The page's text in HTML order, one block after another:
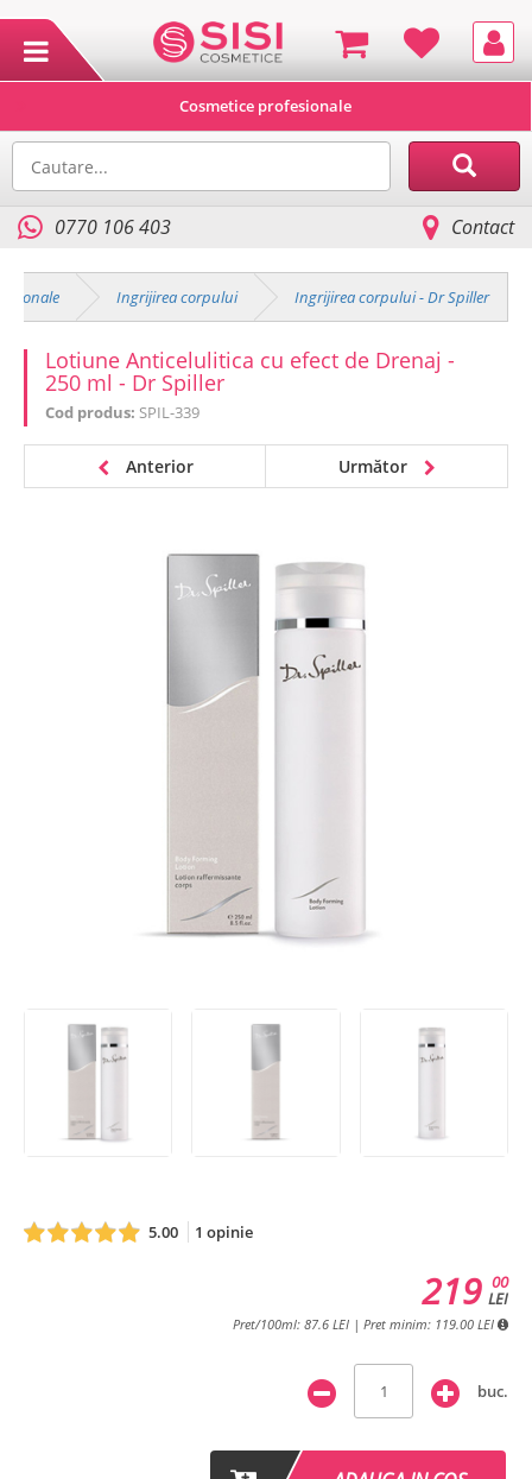
Cosmetice profesionale
0770 106 403 Contact
Ingrijirea corpului Ingrijirea corpului - Dr Spiller
Lotiune Anticelulitica cu efect de Drenaj -
250 ml - Dr Spiller
Cod produs: SPIL-339
Anterior Următor
5.00 1 opinie
00
LEI
219
Pret/100ml: 87.6 LEI | Pret minim: 119.00 LEI
buc.